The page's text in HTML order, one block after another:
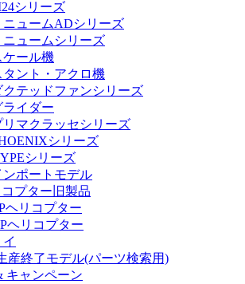
シリーズ
ニュームADシリーズ
ニュームシリーズ
ケール機
タント・アクロ機
クテッドファンシリーズ
ライダー
リマクラッセシリーズ
シリーズ
シリーズ
ンポートモデル
プター旧製品
ヘリコプター
ヘリコプター
イ
産終了モデル(パーツ検索用)
キャンペーン